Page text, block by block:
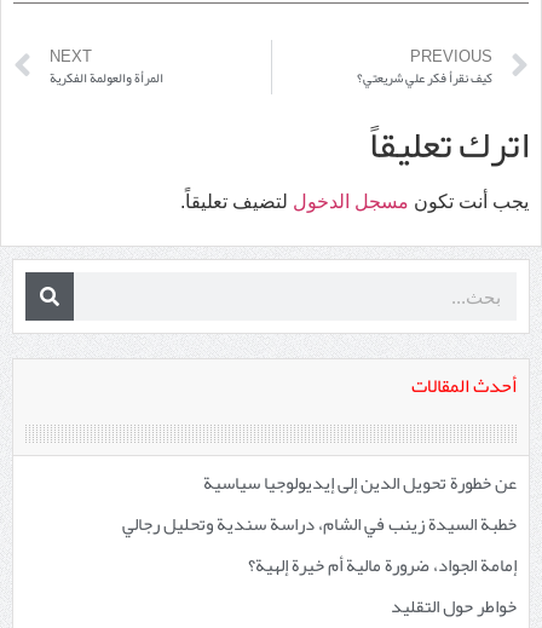
أحدث المقالات
عن خطورة تحويل الدين إلى إيديولوجيا سياسية
خطبة السيدة زينب في الشام، دراسة سندية وتحليل رجالي
إمامة الجواد، ضرورة مالية أم خيرة إلهية؟
خواطر حول التقليد
PREVIOUS
كيف نقرأ فكر علي شريعتي؟
NEXT
المرأة والعولمة الفكرية
اترك تعليقاً
يجب أنت تكون مسجل الدخول لتضيف تعليقاً.